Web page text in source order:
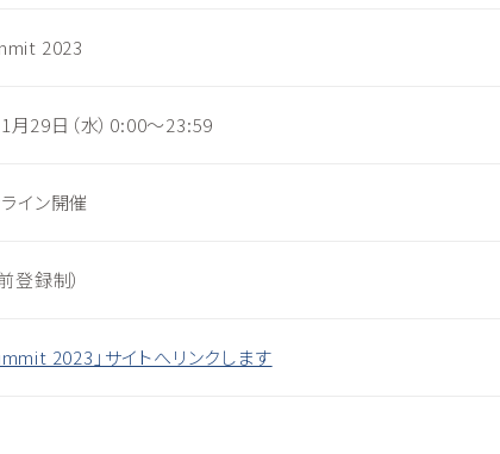
2023
月29日（水）0:00～23:59
イン開催
登録制）
2023」サイトへリンクします